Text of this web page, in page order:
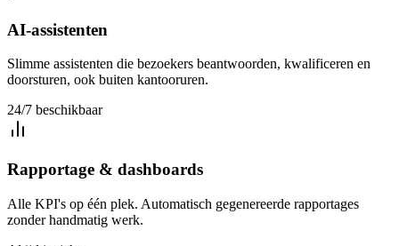
AI-assistenten
Slimme assistenten die bezoekers beantwoorden, kwalificeren en
doorsturen, ook buiten kantooruren.
24/7 beschikbaar
Rapportage & dashboards
Alle KPI's op één plek. Automatisch gegenereerde rapportages
zonder handmatig werk.